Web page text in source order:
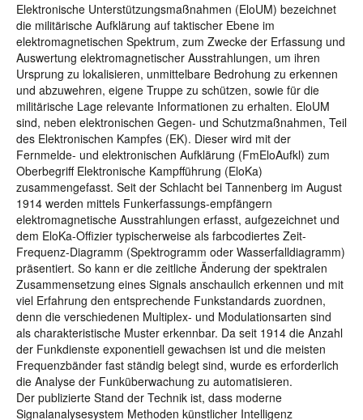
Elektronische Unterstützungsmaßnahmen (EloUM) bezeichnet
die militärische Aufklärung auf taktischer Ebene im
elektromagnetischen Spektrum, zum Zwecke der Erfassung und
Auswertung elektromagnetischer Ausstrahlungen, um ihren
Ursprung zu lokalisieren, unmittelbare Bedrohung zu erkennen
und abzuwehren, eigene Truppe zu schützen, sowie für die
militärische Lage relevante Informationen zu erhalten. EloUM
sind, neben elektronischen Gegen- und Schutzmaßnahmen, Teil
des Elektronischen Kampfes (EK). Dieser wird mit der
Fernmelde- und elektronischen Aufklärung (FmEloAufkl) zum
Oberbegriff Elektronische Kampfführung (EloKa)
zusammengefasst. Seit der Schlacht bei Tannenberg im August
1914 werden mittels Funkerfassungs-empfängern
elektromagnetische Ausstrahlungen erfasst, aufgezeichnet und
dem EloKa-Offizier typischerweise als farbcodiertes Zeit-
Frequenz-Diagramm (Spektrogramm oder Wasserfalldiagramm)
präsentiert. So kann er die zeitliche Änderung der spektralen
Zusammensetzung eines Signals anschaulich erkennen und mit
viel Erfahrung den entsprechende Funkstandards zuordnen,
denn die verschiedenen Multiplex- und Modulationsarten sind
als charakteristische Muster erkennbar. Da seit 1914 die Anzahl
der Funkdienste exponentiell gewachsen ist und die meisten
Frequenzbänder fast ständig belegt sind, wurde es erforderlich
die Analyse der Funküberwachung zu automatisieren.
Der publizierte Stand der Technik ist, dass moderne
Signalanalysesystem Methoden künstlicher Intelligenz